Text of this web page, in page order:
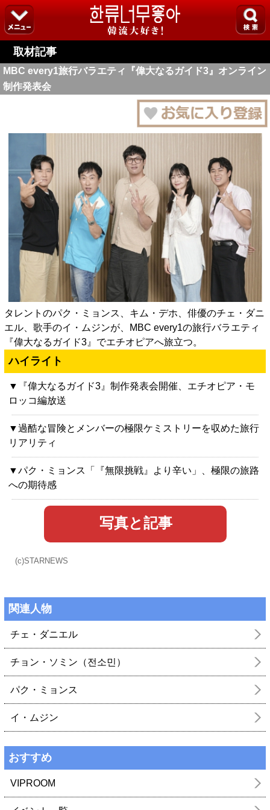
取材記事
MBC every1旅行バラエティ『偉大なるガイド3』オンライン
制作発表会
タレントのパク・ミョンス、キム・デホ、俳優のチェ・ダニ
エル、歌手のイ・ムジンが、MBC every1の旅行バラエティ
『偉大なるガイド3』でエチオピアへ旅立つ。
ハイライト
▼『偉大なるガイド3』制作発表会開催、エチオピア・モ
ロッコ編放送
▼過酷な冒険とメンバーの極限ケミストリーを収めた旅行
リアリティ
▼パク・ミョンス「『無限挑戦』より辛い」、極限の旅路
への期待感
写真と記事
(c)STARNEWS
関連人物
チェ・ダニエル
チョン・ソミン（전소민）
パク・ミョンス
イ・ムジン
おすすめ
VIPROOM